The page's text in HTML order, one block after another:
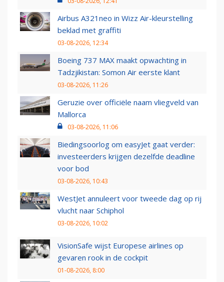
Airbus A321neo in Wizz Air-kleurstelling
beklad met graffiti
03-08-2026, 12:34
Boeing 737 MAX maakt opwachting in
Tadzjikistan: Somon Air eerste klant
03-08-2026, 11:26
Geruzie over officiële naam vliegveld van
Mallorca
03-08-2026, 11:06
Biedingsoorlog om easyJet gaat verder:
investeerders krijgen dezelfde deadline
voor bod
03-08-2026, 10:43
WestJet annuleert voor tweede dag op rij
vlucht naar Schiphol
03-08-2026, 10:02
VisionSafe wijst Europese airlines op
gevaren rook in de cockpit
01-08-2026, 8:00